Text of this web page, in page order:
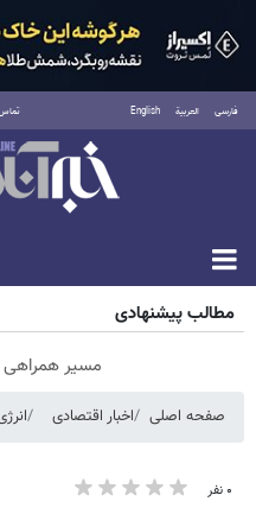
فارسی العربية English تماس
پنجشنبه ۱۵ مرداد ۱۴۰۵
مطالب پیشنهادی
مسیر همراهی و
صفحه اصلی اخبار اقتصادی
۰ نفر